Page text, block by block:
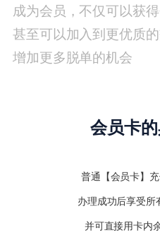
成为会员，不仅可以获
甚至可以加入到更优质
增加更多脱单的机会
会员卡
普通【会员卡】
办理成功后享受所
并可直接用卡内